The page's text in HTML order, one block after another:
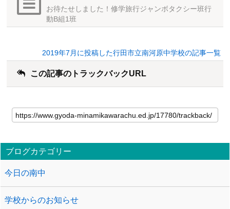
お待たせしました！修学旅行ジャンボタクシー班行
動B組1班
2019年7月に投稿した行田市立南河原中学校の記事一覧
この記事のトラックバックURL
ブログカテゴリー
今日の南中
学校からのお知らせ